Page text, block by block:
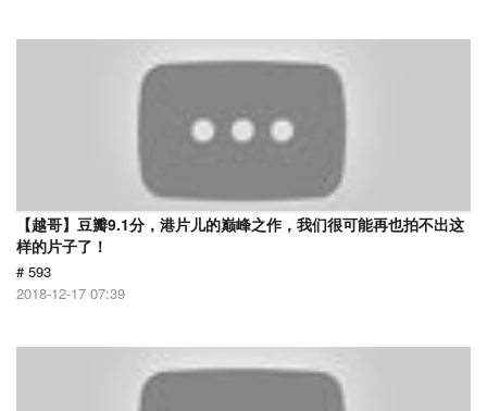
【越哥】豆瓣9.1分，港片儿的巅峰之作，我们很可能再也拍不出这
样的片子了！
# 593
2018-12-17 07:39